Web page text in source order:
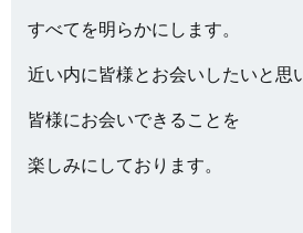
すべてを明らかにします。
近い内に皆様とお会いしたいと思
皆様にお会いできることを
楽しみにしております。